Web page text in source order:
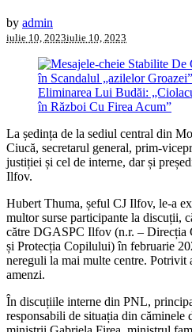
by admin
iulie 10, 2023iulie 10, 2023
La ședința de la sediul central din
Ciucă, secretarul general, prim-
justiției și cel de interne, dar și
Ilfov.
Hubert Thuma, șeful CJ Ilfov, le-a
multor surse participante la discuții,
către DGASPC Ilfov (n.r. – Direcția
și Protecția Copilului) în februarie
nereguli la mai multe centre. Potrivit
amenzi.
În discuțiile interne din PNL,
responsabili de situația din căminele